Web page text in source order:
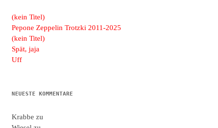
(kein Titel)
Pepone Zeppelin Trotzki 2011-2025
(kein Titel)
Spät, jaja
Uff
NEUESTE KOMMENTARE
Krabbe zu